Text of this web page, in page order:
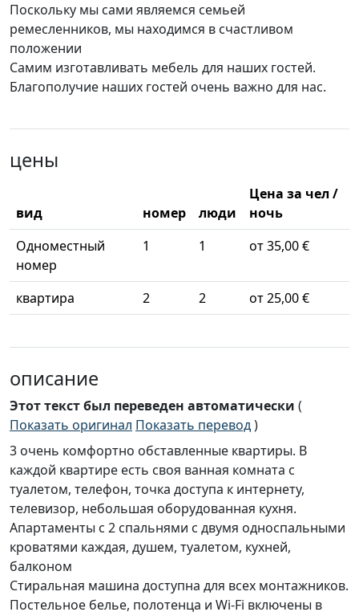
Поскольку мы сами являемся семьей
ремесленников, мы находимся в счастливом
положении
Самим изготавливать мебель для наших гостей.
Благополучие наших гостей очень важно для нас.
цены
вид номер люди
Цена за чел /
ночь
Одноместный
номер
1 1 от 35,00 €
квартира 2 2 от 25,00 €
описание
Этот текст был переведен автоматически (
Показать оригинал Показать перевод)
3 очень комфортно обставленные квартиры. В
каждой квартире есть своя ванная комната с
туалетом, телефон, точка доступа к интернету,
телевизор, небольшая оборудованная кухня.
Апартаменты с 2 спальнями с двумя односпальными
кроватями каждая, душем, туалетом, кухней,
балконом
Стиральная машина доступна для всех монтажников.
Постельное белье, полотенца и Wi-Fi включены в